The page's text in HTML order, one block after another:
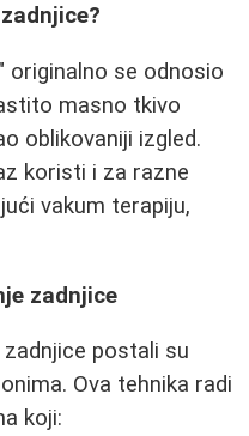
originalno se odnosio
masno tkivo
oblikovaniji izgled.
koristi i za razne
vakum terapiju,
zadnjice
postali su
Ova tehnika radi
koji: